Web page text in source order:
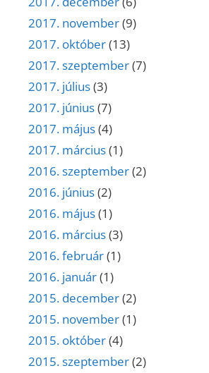
2017. november(9)
2017. október(13)
2017. szeptember(7)
2017. július(3)
2017. június(7)
2017. május(4)
2017. március(1)
2016. szeptember(2)
2016. június(2)
2016. május(1)
2016. március(3)
2016. február(1)
2016. január(1)
2015. december(2)
2015. november(1)
2015. október(4)
2015. szeptember(2)